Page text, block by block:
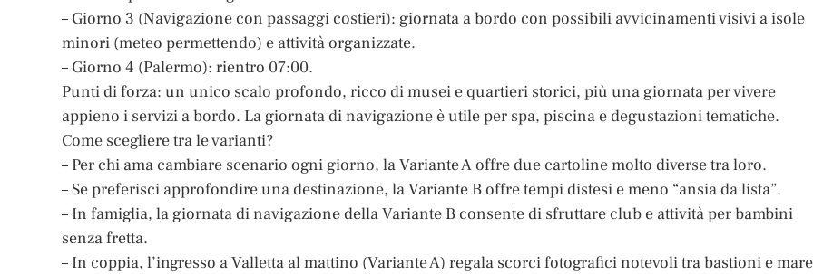
– Giorno 3 (Navigazione con passaggi costieri): giornata a bordo con possibili avvicinamenti visivi a isole
minori (meteo permettendo) e attività organizzate.
– Giorno 4 (Palermo): rientro 07:00.
Punti di forza: un unico scalo profondo, ricco di musei e quartieri storici, più una giornata per vivere
appieno i servizi a bordo. La giornata di navigazione è utile per spa, piscina e degustazioni tematiche.
Come scegliere tra le varianti?
– Per chi ama cambiare scenario ogni giorno, la Variante A offre due cartoline molto diverse tra loro.
– Se preferisci approfondire una destinazione, la Variante B offre tempi distesi e meno “ansia da lista”.
– In famiglia, la giornata di navigazione della Variante B consente di sfruttare club e attività per bambini
senza fretta.
– In coppia, l’ingresso a Valletta al mattino (Variante A) regala scorci fotografici notevoli tra bastioni e mare